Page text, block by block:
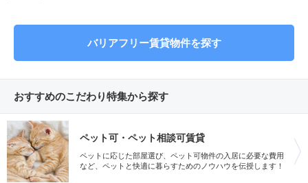
バリアフリー賃貸物件を探す
おすすめのこだわり特集から探す
ペット可・ペット相談可賃貸
ペットに応じた部屋選び、ペット可物件の入居に必要な費用
など、ペットと快適に暮らすためのノウハウを伝授します！